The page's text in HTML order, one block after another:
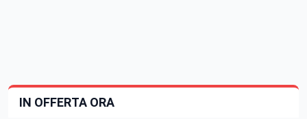
IN OFFERTA ORA